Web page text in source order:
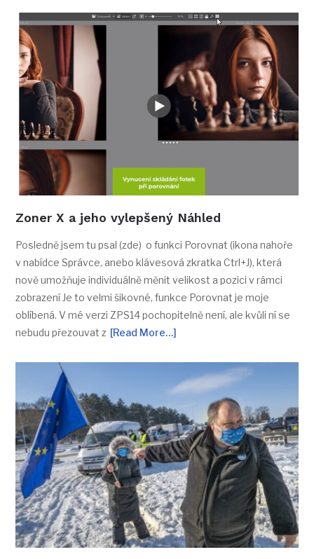
Zoner X a jeho vylepšený Náhled
Posledně jsem tu psal (zde) o funkci Porovnat (ikona nahoře
v nabídce Správce, anebo klávesová zkratka Ctrl+J), která
nově umožňuje individuálně měnit velikost a pozici v rámci
zobrazení Je to velmi šikovné, funkce Porovnat je moje
oblíbená. V mé verzi ZPS14 pochopitelně není, ale kvůli ní se
nebudu přezouvat z [Read More…]